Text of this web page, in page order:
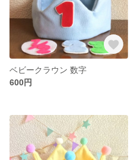
ベビークラウン 数字
600円